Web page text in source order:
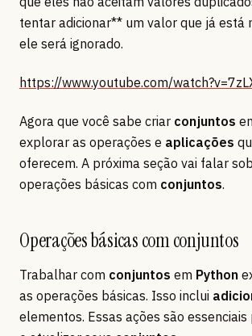
tentar adicionar** um valor que já está
ele será ignorado.
https://www.youtube.com/
Agora que você sabe criar conjuntos
explorar as operações e aplicações
oferecem. A próxima seção vai falar
operações básicas com conjuntos.
Operações básicas com conjuntos
Trabalhar com conjuntos em Python
as operações básicas. Isso inclui
elementos. Essas ações são